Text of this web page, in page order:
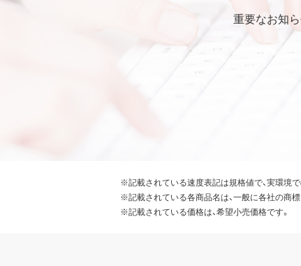
重要なお知
※記載されている速度表記は規格値で、実環境
※記載されている各商品名は、一般に各社の商
※記載されている価格は、希望小売価格です。